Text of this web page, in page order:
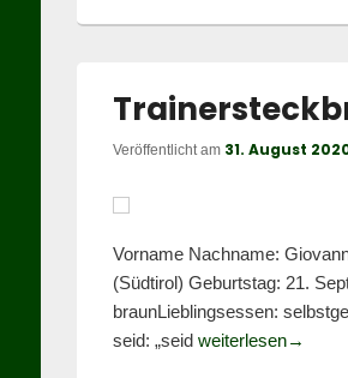
Veröffentlicht am 31. August
Vorname Nachname:
(Südtirol) Geburtstag: 21.
braunLieblingsessen:
seid: „seid weiterlesen→